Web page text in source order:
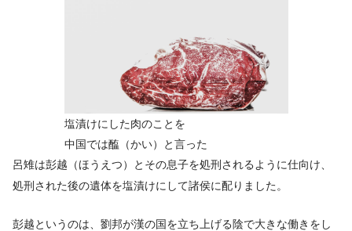
塩漬けにした肉のことを
中国では醢（かい）と言った
呂雉は彭越（ほうえつ）とその息子を処刑されるように仕向け、
処刑された後の遺体を塩漬けにして諸侯に配りました。
彭越というのは、劉邦が漢の国を立ち上げる陰で大きな働きをし